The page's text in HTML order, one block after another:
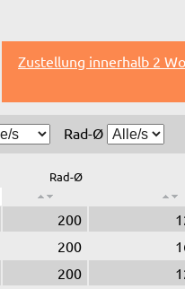
Zustellung innerhalb 2
Rad-Ø
Rad-Ø
200
200
200